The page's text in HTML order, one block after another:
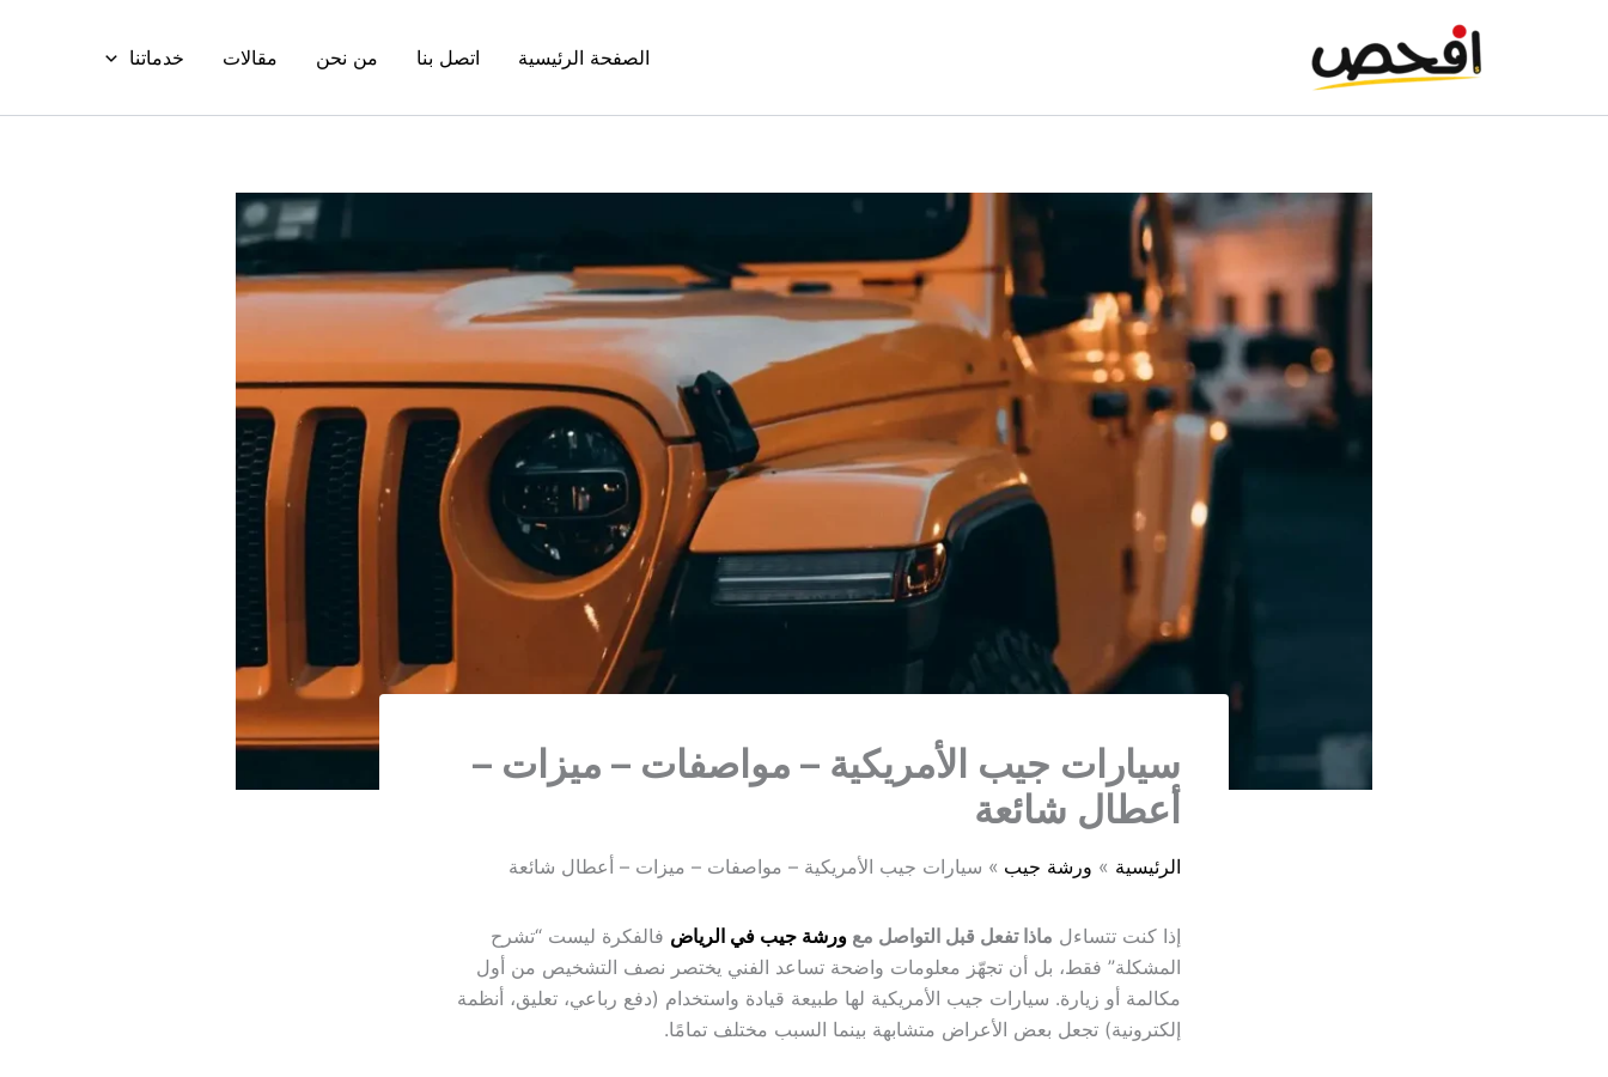
الصفحة الرئيسية اتصل بنا من نحن مقالات خدماتنا
سيارات جيب الأمريكية – مواصفات – ميزات –
أعطال شائعة
الرئيسية ورشة جيب سيارات جيب الأمريكية – مواصفات – ميزات – أعطال شائعة
إذا كنت تتساءل ماذا تفعل قبل التواصل مع ورشة جيب في الرياض فالفكرة ليست “تشرح
المشكلة” فقط، بل أن تجهّز معلومات واضحة تساعد الفني يختصر نصف التشخيص من أول
مكالمة أو زيارة. سيارات جيب الأمريكية لها طبيعة قيادة واستخدام (دفع رباعي، تعليق، أنظمة
إلكترونية) تجعل بعض الأعراض متشابهة بينما السبب مختلف تمامًا.